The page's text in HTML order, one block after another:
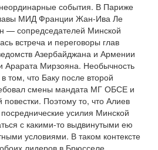
события. В Париже
МИД Франции Жан-Ива Ле
— сопредседателей Минской
встреча и переговоры глав
Азербайджана и Армении
Арарата Мирзояна. Необычность
том, что Баку после второй
смены мандата МГ ОБСЕ и
Поэтому то, что Алиев
усилия Минской
с какими-то выдвинутыми ею
условиями. В таком контексте